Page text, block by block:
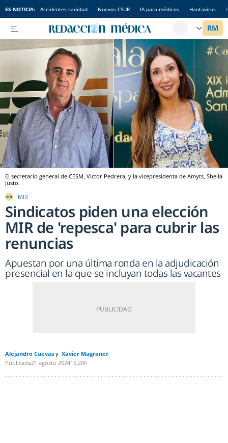
ES NOTICIA: Accidentes sanidad Nuevos CSUR IA para médicos Hantavirus
El secretario general de CESM, Víctor Pedrera, y la vicepresidenta de Amyts, Sheila
Justo.
MIR
Sindicatos piden una elección
MIR de 'repesca' para cubrir las
renuncias
Apuestan por una última ronda en la adjudicación
presencial en la que se incluyan todas las vacantes
Alejandro Cuevas
Xavier Magraner
Publicada21 agosto 202415:20h